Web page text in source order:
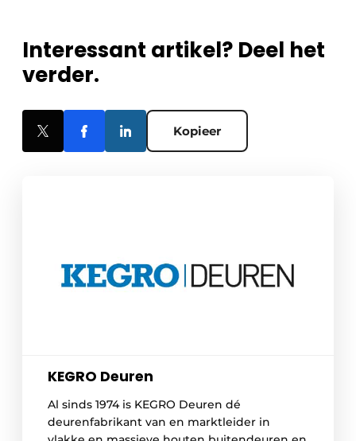
Interessant artikel? Deel het
verder.
Kopieer
KEGRO Deuren
Al sinds 1974 is KEGRO Deuren dé
deurenfabrikant van en marktleider in